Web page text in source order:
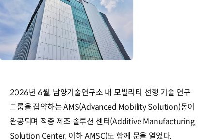
2026년 6월, 남양기술연구소 내 모빌리티 선행 기술 연구
그룹을 집약하는 AMS(Advanced Mobility Solution)동이
완공되며 적층 제조 솔루션 센터(Additive Manufacturing
Solution Center, 이하 AMSC)도 함께 문을 열었다.